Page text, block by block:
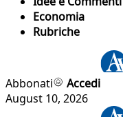
Economia
Rubriche
Abbonati
Accedi
August 10, 2026